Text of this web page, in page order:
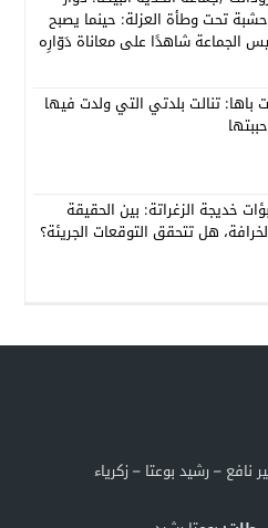
تحت وطأة العزلة: حينما يصبح
الجماعة شاهدًا على معاناة دَوّارِه
باها: تنالت بلدتي التي ولدت فيها
خديجة الزغراتة: بين الحقيقة
هل تتحقق التوقعات الجريئة؟
نافع – رشيد بوعتا – زكرياء